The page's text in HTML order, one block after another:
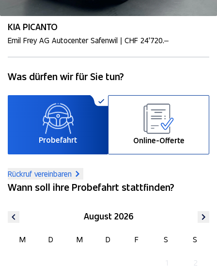
KIA PICANTO
Emil Frey AG Autocenter Safenwil | CHF 24'720.–
Was dürfen wir für Sie tun?
Probefahrt Online-Offerte
Rückruf vereinbaren
Wann soll ihre Probefahrt stattfinden?
August 2026
M D M D F S S
1
2